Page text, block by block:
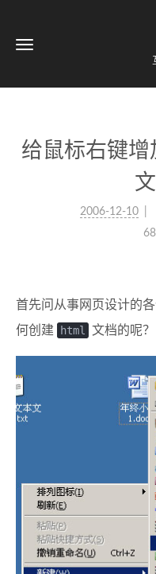
给鼠标右键增
2006-12-10
首先问从事网页设计的
何创建
html 文档的呢